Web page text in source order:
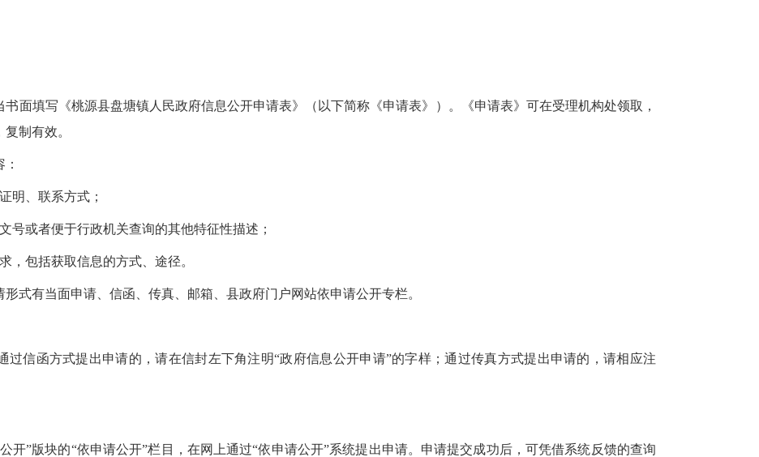
面填写《桃源县盘塘镇人民政府信息公开申请表》（以下简称《申请表》）。《申请表》可在受理机构处领取，
制有效。
明、联系方式；
号或者便于行政机关查询的其他特征性描述；
，包括获取信息的方式、途径。
式有当面申请、信函、传真、邮箱、县政府门户网站依申请公开专栏。
过信函方式提出申请的，请在信封左下角注明“政府信息公开申请”的字样；通过传真方式提出申请的，请相应注
开”版块的“依申请公开”栏目，在网上通过“依申请公开”系统提出申请。申请提交成功后，可凭借系统反馈的查询